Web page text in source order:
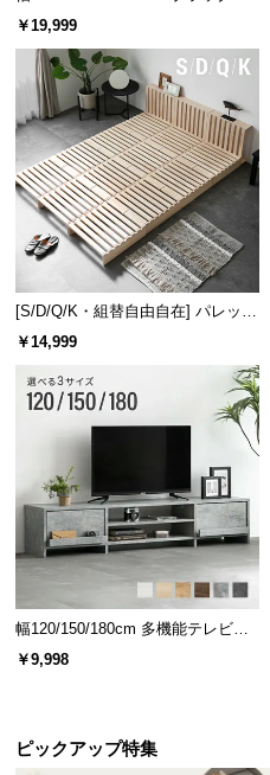
レーム ダイニング 大理石調 4人掛
￥19,999
[S/D/Q/K・組替自由自在] パレット
ベッド 8/12/16枚セット
￥14,999
幅120/150/180cm 多機能テレビボ
ード 木目/石目調 オープン収納・
引き出し収納付き
￥9,998
ピックアップ特集